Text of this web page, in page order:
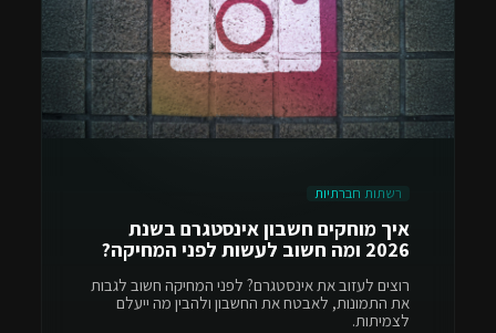
רשתות חברתיות
איך מוחקים חשבון אינסטגרם בשנת
2026 ומה חשוב לעשות לפני המחיקה?
רוצים לעזוב את אינסטגרם? לפני המחיקה חשוב לגבות
את התמונות, לאבטח את החשבון ולהבין מה ייעלם
לצמיתות.